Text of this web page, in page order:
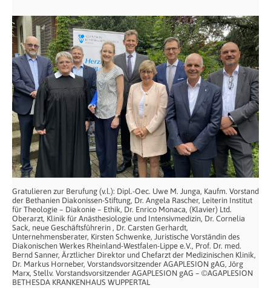
Gratulieren zur Berufung (v.l.): Dipl.-Oec. Uwe M. Junga, Kaufm. Vorstand
der Bethanien Diakonissen-Stiftung, Dr. Angela Rascher, Leiterin Institut
für Theologie – Diakonie – Ethik, Dr. Enrico Monaca, (Klavier) Ltd.
Oberarzt, Klinik für Anästhesiologie und Intensivmedizin, Dr. Cornelia
Sack, neue Geschäftsführerin , Dr. Carsten Gerhardt,
Unternehmensberater, Kirsten Schwenke, Juristische Vorständin des
Diakonischen Werkes Rheinland-Westfalen-Lippe e.V., Prof. Dr. med.
Bernd Sanner, Ärztlicher Direktor und Chefarzt der Medizinischen Klinik,
Dr. Markus Horneber, Vorstandsvorsitzender AGAPLESION gAG, Jörg
Marx, Stellv. Vorstandsvorsitzender AGAPLESION gAG – ©AGAPLESION
BETHESDA KRANKENHAUS WUPPERTAL